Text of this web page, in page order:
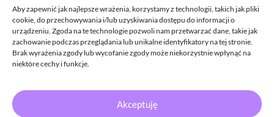
Aby zapewnić jak najlepsze wrażenia, korzystamy z technologii, takich jak pliki
cookie, do przechowywania i/lub uzyskiwania dostępu do informacji o
urządzeniu. Zgoda na te technologie pozwoli nam przetwarzać dane, takie jak
zachowanie podczas przeglądania lub unikalne identyfikatory na tej stronie.
Brak wyrażenia zgody lub wycofanie zgody może niekorzystnie wpłynąć na
niektóre cechy i funkcje.
Akceptuję
Polityka cookies
Blog
Kariera